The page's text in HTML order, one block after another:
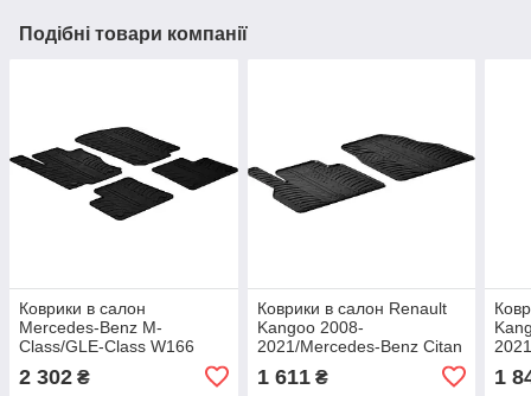
Подібні товари компанії
Коврики в салон
Mercedes-Benz M-
Class/GLE-Class W166
2019, GledRing, GR 0328
2 302 ₴
Коврики в салон Renault
Kangoo 2008-
2021/Mercedes-Benz Citan
W415 2012-2021, 1 ряд,
GledRing, GR 0045
1 611₴ 1